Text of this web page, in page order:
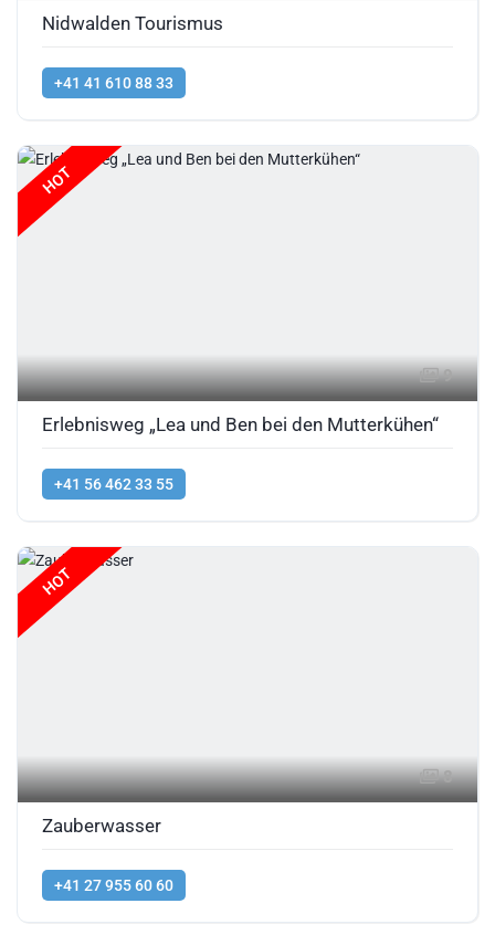
Nidwalden Tourismus
+41 41 610 88 33
HOT
9
Erlebnisweg „Lea und Ben bei den Mutterkühen“
+41 56 462 33 55
HOT
8
Zauberwasser
+41 27 955 60 60